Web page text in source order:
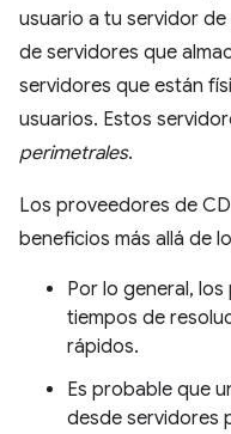
usuario a tu servidor
de servidores que
servidores que están
usuarios. Estos
perimetrales.
Los proveedores de
beneficios más allá de
Por lo general,
tiempos de
rápidos.
Es probable que
desde servidores